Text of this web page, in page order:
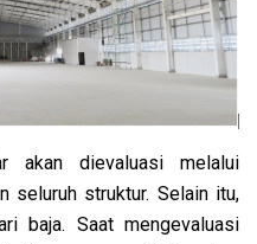
akan dievaluasi melalui
seluruh struktur. Selain itu,
baja. Saat mengevaluasi